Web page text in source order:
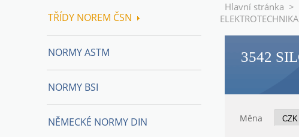
Hlavní stránka >
ELEKTROTECHNIKA
3542
Měna
TŘÍDY NOREM ČSN
NORMY ASTM
NORMY BSI
NĚMECKÉ NORMY DIN